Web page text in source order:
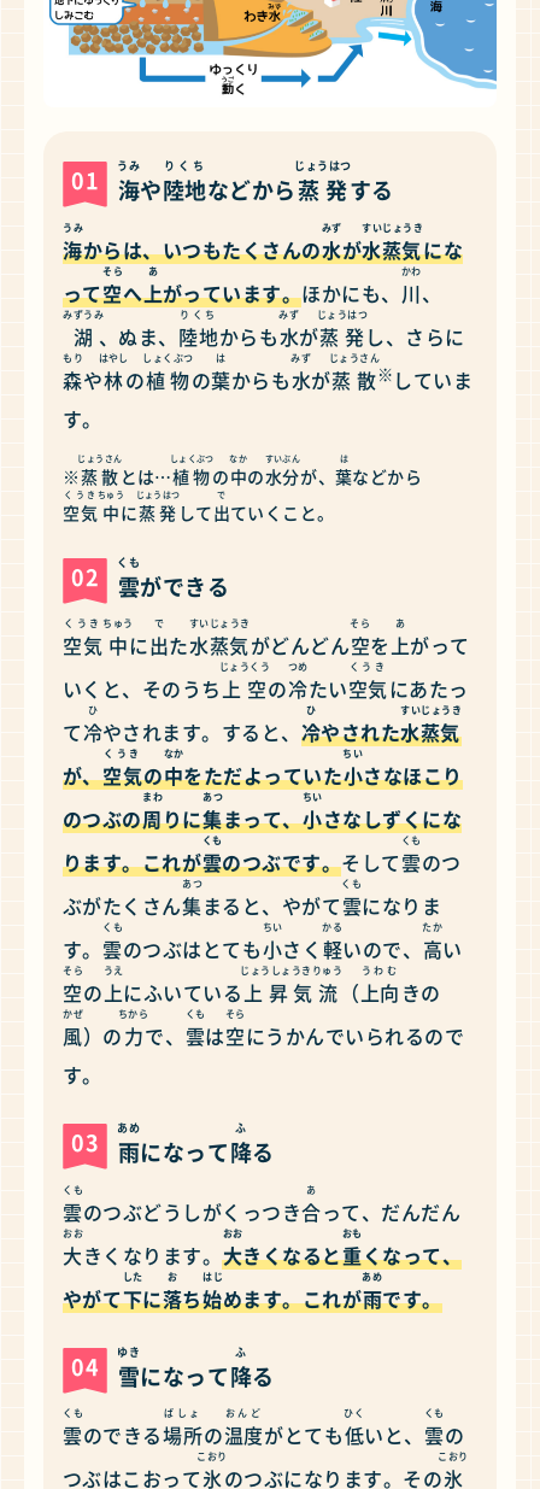
01 海
うみ
や陸地
りくち
などから蒸発
じょうはつ
する
海
うみ
からは、いつもたくさんの水
みず
が水蒸気
すいじょうき
にな
って空
そら
へ上
あ
がっています。ほかにも、 川
かわ
、
湖
みずうみ
、ぬま、 陸地
りくち
からも水
みず
が蒸発
じょうはつ
し、さらに
森
もり
や林
はやし
の植物
しょくぶつ
の葉
は
からも水
みず
が蒸散
じょうさん
※ していま
す。
※蒸散
じょうさん
とは…植物
しょくぶつ
の中
なか
の水分
すいぶん
が、葉
は
などから
空気
くうき
中
ちゅう
に蒸発
じょうはつ
して出
で
ていくこと。
02 雲
くも
ができる
空気
くうき
中
ちゅう
に出
で
た水蒸気
すいじょうき
がどんどん空
そら
を上
あ
がって
いくと、そのうち上空
じょうくう
の冷
つめ
たい空気
くうき
にあたっ
て冷
ひ
やされます。すると、 冷
ひ
やされた水蒸気
すいじょうき
が、空気
くうき
の中
なか
をただよっていた小
ちい
さなほこり
のつぶの周
まわ
りに集
あつ
まって、小
ちい
さなしずくにな
ります。これが雲
くも
のつぶです。そして雲
くも
のつ
ぶがたくさん集
あつ
まると、やがて雲
くも
になりま
す。 雲
くも
のつぶはとても小
ちい
さく 軽
かる
いので、 高
たか
い
空
そら
の上
うえ
にふいている上昇気流
じょうしょうきりゅう
（上向
うわむ
きの
風
かぜ
）の力
ちから
で、 雲
くも
は空
そら
にうかんでいられるので
す。
03 雨
あめ
になって降
ふ
る
雲
くも
のつぶどうしがくっつき合
あ
って、だんだん
大
おお
きくなります。大
おお
きくなると重
おも
くなって、
やがて下
した
に落
お
ち始
はじ
めます。これが雨
あめ
です。
04 雪
ゆき
になって降
ふ
る
雲
くも
のできる場所
ばしょ
の温度
おんど
がとても低
ひく
いと、 雲
くも
の
つぶはこおって氷
こおり
のつぶになります。その氷
こおり